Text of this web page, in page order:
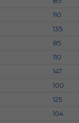
110
135
85
110
147
100
125
104